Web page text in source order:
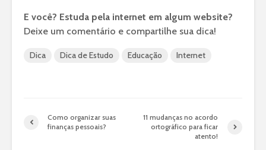
E você? Estuda pela internet em algum website?
Deixe um comentário e compartilhe sua dica!
Dica Dica de Estudo Educação Internet
Como organizar suas
finanças pessoais?
11 mudanças no acordo
ortográfico para ficar
atento!